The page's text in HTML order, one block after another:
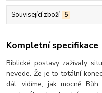
Související zboží 5
Kompletní specifikace
Biblické postavy zažívaly
nevede. Že je to totální
dál, vidíme, jak mocně